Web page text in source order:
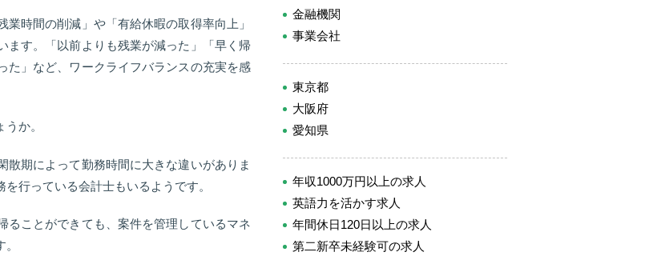
時間の削減」や「有給休暇の取得率向上」
ます。「以前よりも残業が減った」「早く帰
た」など、ワークライフバランスの充実を感
か。
期によって勤務時間に大きな違いがありま
行っている会計士もいるようです。
ることができても、案件を管理しているマネ
金融機関
事業会社
東京都
大阪府
愛知県
年収1000万円以上の求人
英語力を活かす求人
年間休日120日以上の求人
第二新卒未経験可の求人